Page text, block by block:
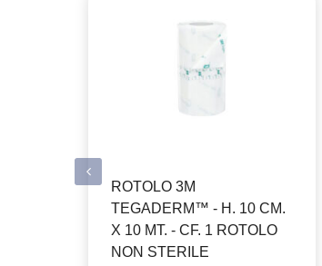
ROTOLO 3M
TEGADERM™ - H. 10 CM.
X 10 MT. - CF. 1 ROTOLO
NON STERILE